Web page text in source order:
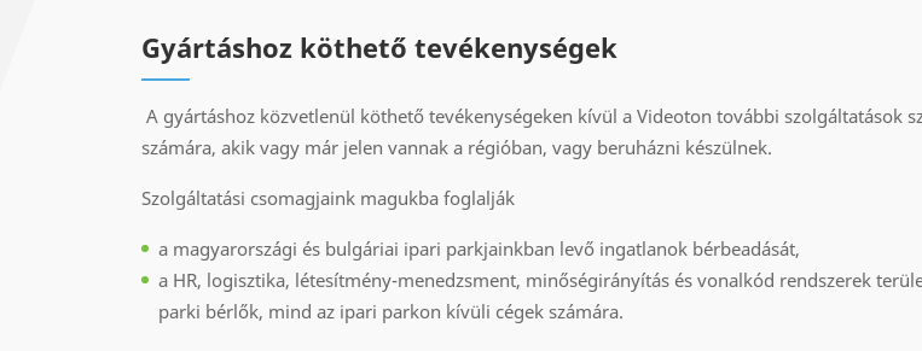
Gyártáshoz köthető tevékenységek
A gyártáshoz közvetlenül köthető tevékenységeken kívül a Videoton további szolgáltatások
számára, akik vagy már jelen vannak a régióban, vagy beruházni készülnek.
Szolgáltatási csomagjaink magukba foglalják
a magyarországi és bulgáriai ipari parkjainkban levő ingatlanok bérbeadását,
a HR, logisztika, létesítmény-menedzsment, minőségirányítás és vonalkód rendszerek
parki bérlők, mind az ipari parkon kívüli cégek számára.